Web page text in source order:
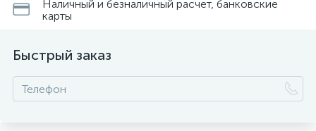
Наличный и безналичный расчет, банковские
карты
Быстрый заказ